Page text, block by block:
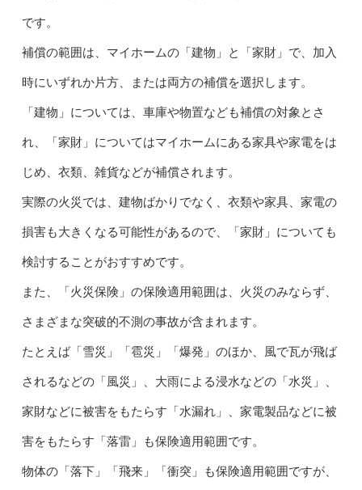
です。
補償の範囲は、マイホームの「建物」と「家財」で、加入
時にいずれか片方、または両方の補償を選択します。
「建物」については、車庫や物置なども補償の対象とさ
れ、「家財」についてはマイホームにある家具や家電をは
じめ、衣類、雑貨などが補償されます。
実際の火災では、建物ばかりでなく、衣類や家具、家電の
損害も大きくなる可能性があるので、「家財」についても
検討することがおすすめです。
また、「火災保険」の保険適用範囲は、火災のみならず、
さまざまな突破的不測の事故が含まれます。
たとえば「雪災」「雹災」「爆発」のほか、風で瓦が飛ば
されるなどの「風災」、大雨による浸水などの「水災」、
家財などに被害をもたらす「水漏れ」、家電製品などに被
害をもたらす「落雷」も保険適用範囲です。
物体の「落下」「飛来」「衝突」も保険適用範囲ですが、